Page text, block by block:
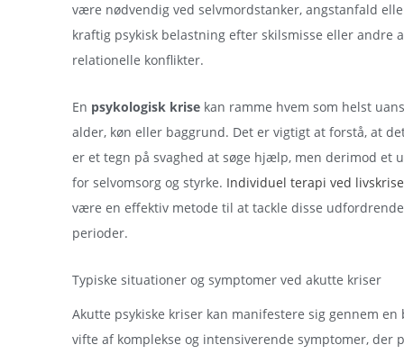
være nødvendig ved selvmordstanker, angstanfald
kraftig psykisk belastning efter skilsmisse eller andre
relationelle konflikter.
En psykologisk krise kan ramme hvem som helst
alder, køn eller baggrund. Det er vigtigt at forstå, at
er et tegn på svaghed at søge hjælp, men derimod et
for selvomsorg og styrke. Individuel terapi ved livskrise
være en effektiv metode til at tackle disse udfordrende
perioder.
Typiske situationer og symptomer ved akutte kriser
Akutte psykiske kriser kan manifestere sig gennem en
vifte af komplekse og intensiverende symptomer, der